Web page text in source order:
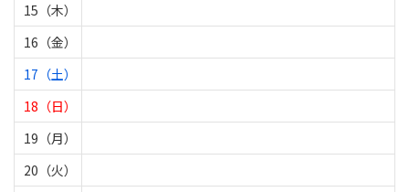
15（木）
16（金）
17（土）
18（日）
19（月）
20（火）